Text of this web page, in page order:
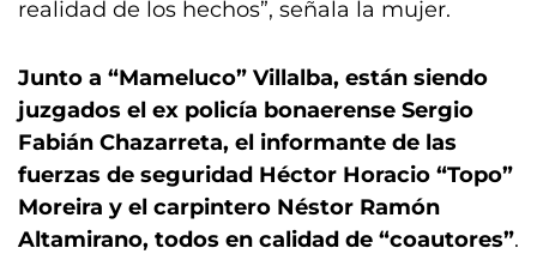
realidad de los hechos”, señala la mujer.
Junto a “Mameluco” Villalba, están siendo
juzgados el ex policía bonaerense Sergio
Fabián Chazarreta, el informante de las
fuerzas de seguridad Héctor Horacio “Topo”
Moreira y el carpintero Néstor Ramón
Altamirano, todos en calidad de “coautores”.